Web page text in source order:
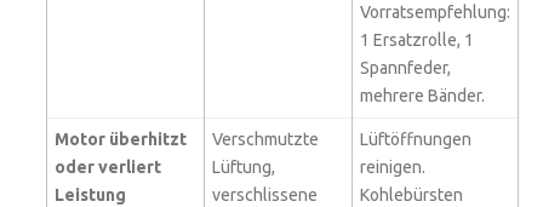
Vorratsempfehlung:
1 Ersatzrolle, 1
Spannfeder,
mehrere Bänder.
Motor überhitzt
oder verliert
Leistung
Verschmutzte
Lüftung,
verschlissene
Lüftöffnungen
reinigen.
Kohlebürsten